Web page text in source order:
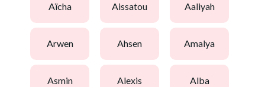
aïcha aissatou aaliyah
arwen ahsen amalya
asmin alexis alba